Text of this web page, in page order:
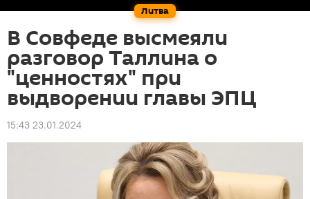
Литва
В Совфеде высмеяли
разговор Таллина о
"ценностях" при
выдворении главы ЭПЦ
15:43 23.01.2024